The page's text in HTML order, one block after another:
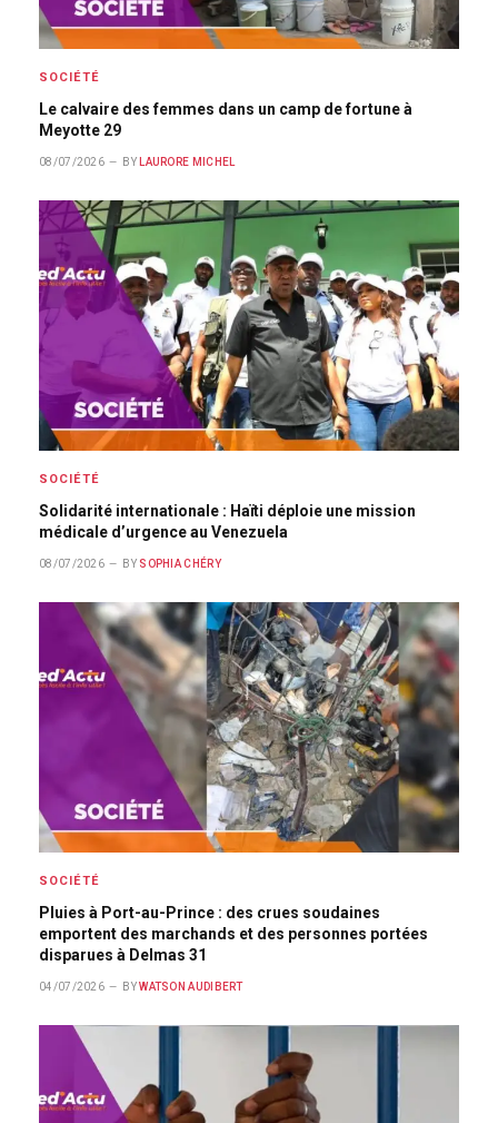
SOCIÉTÉ
Le calvaire des femmes dans un camp de fortune à
Meyotte 29
08/07/2026 BY LAURORE MICHEL
SOCIÉTÉ
Solidarité internationale : Haïti déploie une mission
médicale d’urgence au Venezuela
08/07/2026 BY SOPHIA CHÉRY
SOCIÉTÉ
Pluies à Port-au-Prince : des crues soudaines
emportent des marchands et des personnes portées
disparues à Delmas 31
04/07/2026 BY WATSON AUDIBERT